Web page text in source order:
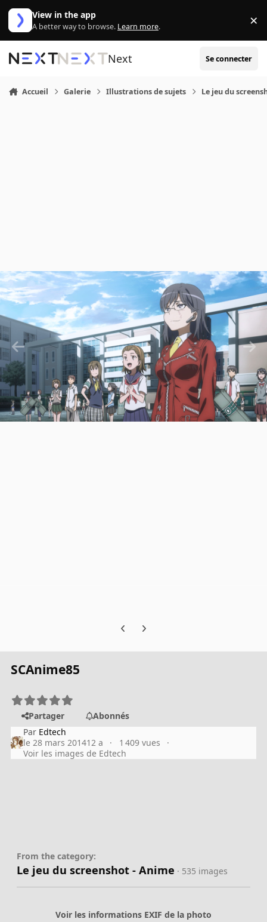
Aller au contenu
View in the app
A better way to browse. Learn more. ×
Next Se connecter
Accueil Galerie Illustrations de sujets Le jeu du
Previous carousel slide
Next carousel slide
SCAnime85
Partager
Abonnés
Par Edtech
le 28 mars 201412 a
1 409 vues
Voir les images de Edtech
From the category:
Le jeu du screenshot - Anime · 535 images
Voir les informations EXIF de la photo